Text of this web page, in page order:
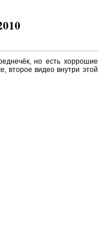
но есть хоррошие
второе видео внутри этой